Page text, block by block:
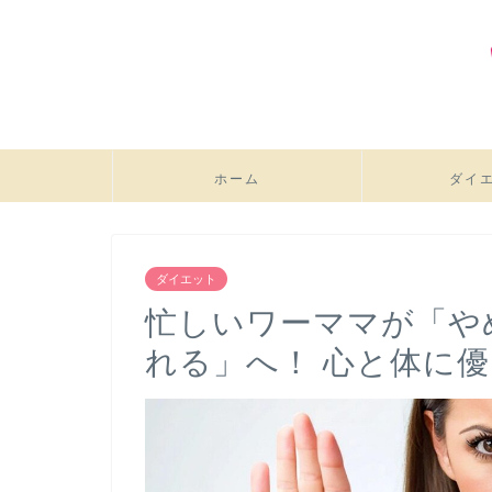
ホーム ダイ
ダイエット
忙しいワーママが「
れる」へ！ 心と体に